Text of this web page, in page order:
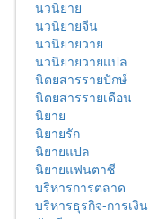
นวนิยาย
นวนิยายจีน
นวนิยายวาย
นวนิยายวายแปล
นิตยสารรายปักษ์
นิตยสารรายเดือน
นิยาย
นิยายรัก
นิยายแปล
นิยายแฟนตาซี
บริหารการตลาด
บริหารธุรกิจ-การเงิน